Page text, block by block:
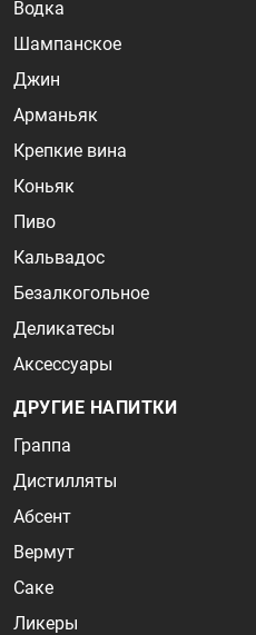
Водка
Шампанское
Джин
Арманьяк
Крепкие вина
Коньяк
Пиво
Кальвадос
Безалкогольное
Деликатесы
Аксессуары
ДРУГИЕ НАПИТКИ
Граппа
Дистилляты
Абсент
Вермут
Саке
Ликеры